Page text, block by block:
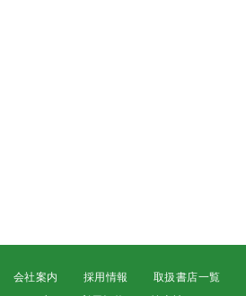
会社案内 採用情報 取扱書店一覧